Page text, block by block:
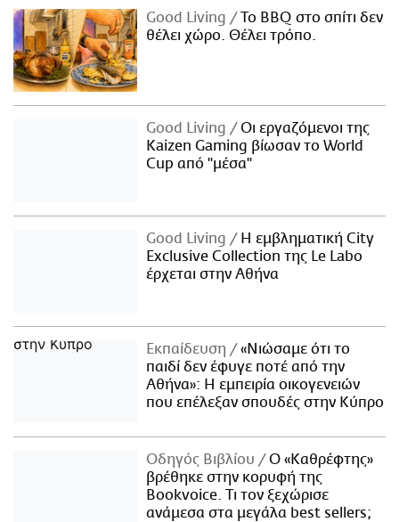
Good Living
Το BBQ στο σπίτι δεν
θέλει χώρο. Θέλει τρόπο.
Good Living
Οι εργαζόμενοι της
Kaizen Gaming βίωσαν το World
Cup από "μέσα"
Good Living
Η εμβληματική City
Exclusive Collection της Le Labo
έρχεται στην Αθήνα
Εκπαίδευση
«Νιώσαμε ότι το
παιδί δεν έφυγε ποτέ από την
Αθήνα»: Η εμπειρία οικογενειών
που επέλεξαν σπουδές στην Κύπρο
Οδηγός Βιβλίου
Ο «Καθρέφτης»
βρέθηκε στην κορυφή της
Bookvoice. Τι τον ξεχώρισε
ανάμεσα στα μεγάλα best sellers;